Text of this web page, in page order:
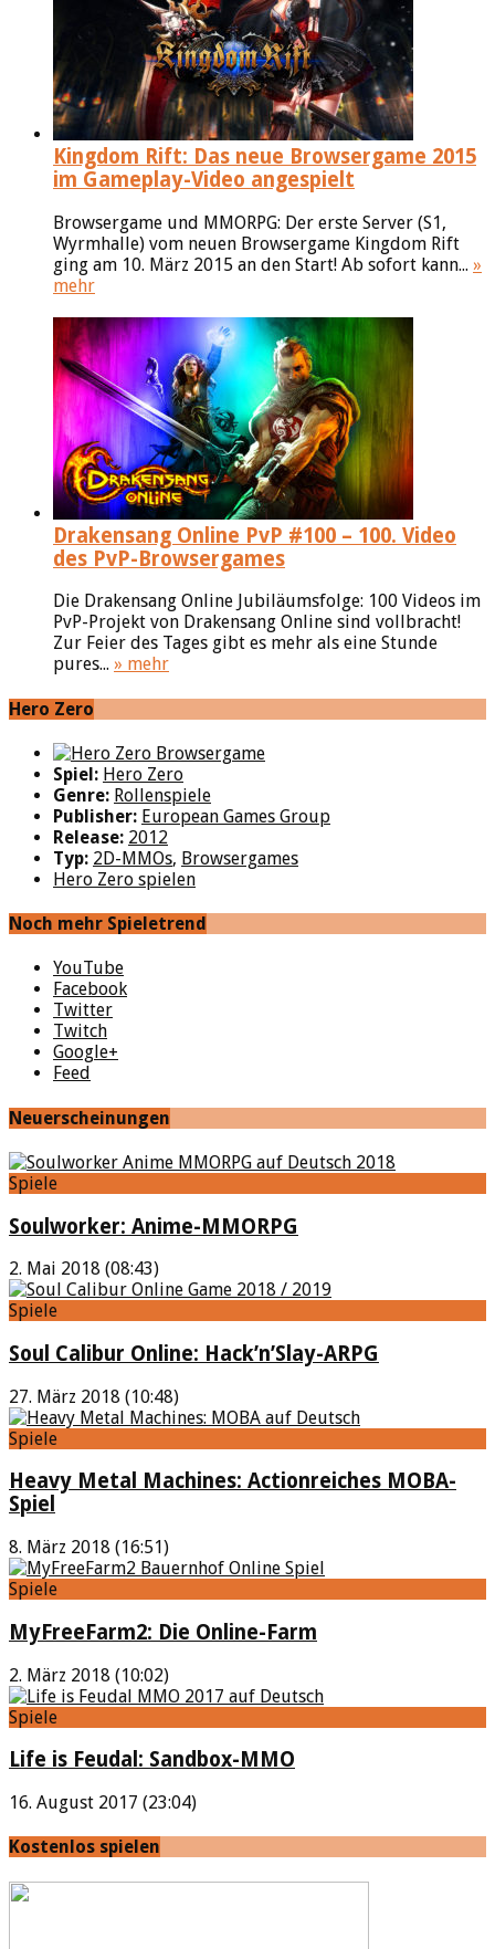
Kingdom Rift: Das neue Browsergame 2015
im Gameplay-Video angespielt
Browsergame und MMORPG: Der erste Server (S1,
Wyrmhalle) vom neuen Browsergame Kingdom Rift
ging am 10. März 2015 an den Start! Ab sofort kann... »
mehr
Drakensang Online PvP #100 – 100. Video
des PvP-Browsergames
Die Drakensang Online Jubiläumsfolge: 100 Videos im
PvP-Projekt von Drakensang Online sind vollbracht!
Zur Feier des Tages gibt es mehr als eine Stunde
pures... » mehr
Hero Zero
Spiel: Hero Zero
Genre: Rollenspiele
Publisher: European Games Group
Release: 2012
Typ: 2D-MMOs, Browsergames
Hero Zero spielen
Noch mehr Spieletrend
YouTube
Facebook
Twitter
Twitch
Google+
Feed
Neuerscheinungen
Spiele
Soulworker: Anime-MMORPG
2. Mai 2018 (08:43)
Spiele
Soul Calibur Online: Hack’n’Slay-ARPG
27. März 2018 (10:48)
Spiele
Heavy Metal Machines: Actionreiches MOBA-
Spiel
8. März 2018 (16:51)
Spiele
MyFreeFarm2: Die Online-Farm
2. März 2018 (10:02)
Spiele
Life is Feudal: Sandbox-MMO
16. August 2017 (23:04)
Kostenlos spielen